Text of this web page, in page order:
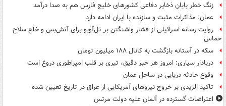
زنگ خطر پایان ذخایر دفاعی کشورهای خلیج فارس هم به صدا درآمد
عمان: مذاکرات مثبت و سازنده با ایران ادامه دارد
روایت رسانه اسرائیلی از فشار واشنگتن بر تل‌آویو برای آتش‌بس و خلع سلاح
حماس
سکه در آستانه بازگشت به کانال ۱۸۸ میلیون تومان
دریادار سیاری: امروز هر خبر دقیق، تیری بر قلب امپراطوری دروغ است
وقوع حادثه دریایی در ساحل عمان
تاکید الزیدی بر خروج نیروهای آمریکایی از عراق در تاریخ تعیین شده
اعتراضات گسترده در آلمان علیه دولت مرتس